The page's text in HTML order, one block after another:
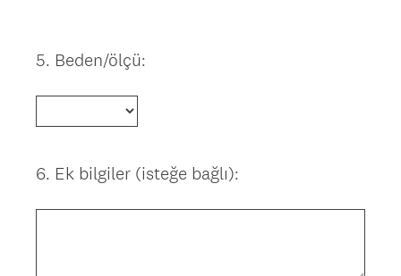
Question
5. Beden/ölçü:
Question
6. Ek bilgiler (isteğe bağlı):